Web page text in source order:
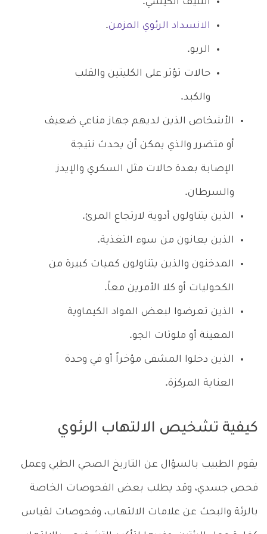
الانسداد الرئوي المزمن.
الربو.
حالات تؤثر على الكليتين والقلب
والكبد.
الأشخاص الذين لديهم جهاز مناعي ضعيف
أو متضرر والذي يمكن أن يحدث نتيجة
الإصابة بعدة حالات مثل السكري والإيدز
والسرطان.
الذين يتناولون أدوية لارتجاع المرئ.
الذين يعانون من سوء التغذية.
المدخنون والذين يتناولون كميات كبيرة من
الكحوليات أو كلا الأمرين معاً.
الذين تعرضوا لبعض المواد الكيماوية
المعينة أو ملوثات الجو.
الذين دخلوا المشفى مؤخراً أو في وحدة
العناية المركزة.
كيفية تشخيص الالتهاب الرئوي
يقوم الطبيب بالسؤال عن التاريخ الصحي الطبي وعمل
فحص جسدي، وقد يطلب بعض الفحوصات الخاصة
بالرئة والبحث عن علامات الالتهاب، وفحوصات لقياس